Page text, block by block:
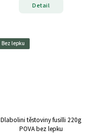
Detail
Bez lepku
Dlabolini těstoviny fusilli 220g
POVA bez lepku